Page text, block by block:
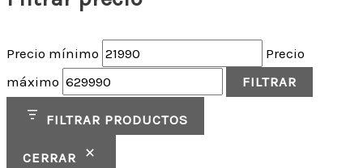
Precio mínimo
Precio
máximo
FILTRAR
FILTRAR PRODUCTOS
CERRAR